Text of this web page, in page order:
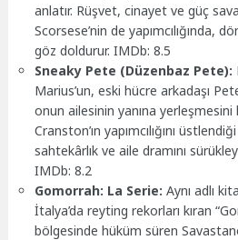
anlatır. Rüşvet, cinayet ve güç
Scorsese’nin de yapımcılığında,
göz doldurur. IMDb: 8.5
Sneaky Pete (Düzenbaz Pete):
Marius’un, eski hücre arkadaşı
onun ailesinin yanına yerleşmesini
Cranston’ın yapımcılığını
sahtekârlık ve aile dramını
IMDb: 8.2
Gomorrah: La Serie: Aynı adlı
İtalya’da reyting rekorları kıran
bölgesinde hüküm süren